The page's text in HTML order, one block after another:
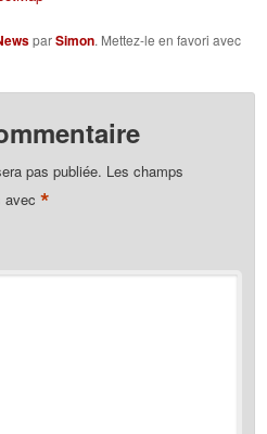
parSimon. Mettez-le en favori avec
pas publiée. Les champs
avec*